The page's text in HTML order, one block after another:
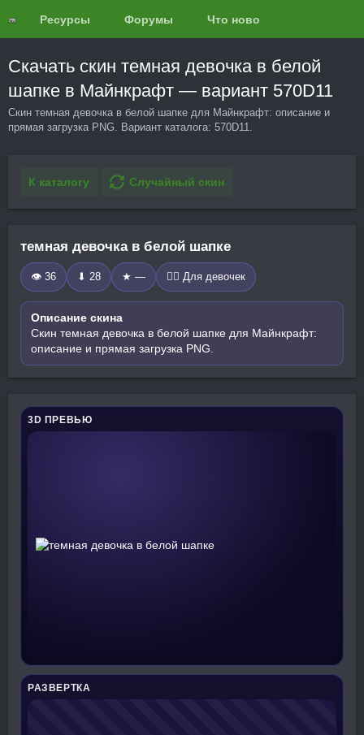
Ресурсы Форумы Что нового?
Скачать скин темная девочка в белой
шапке в Майнкрафт — вариант 570D11
Скин темная девочка в белой шапке для Майнкрафт: описание и
прямая загрузка PNG. Вариант каталога: 570D11.
К каталогу Случайный скин
темная девочка в белой шапке
👁 36 ⬇ 28 ★ — 🧍‍♀️ Для девочек
Описание скина
Скин темная девочка в белой шапке для Майнкрафт:
описание и прямая загрузка PNG.
3D ПРЕВЬЮ
РАЗВЕРТКА